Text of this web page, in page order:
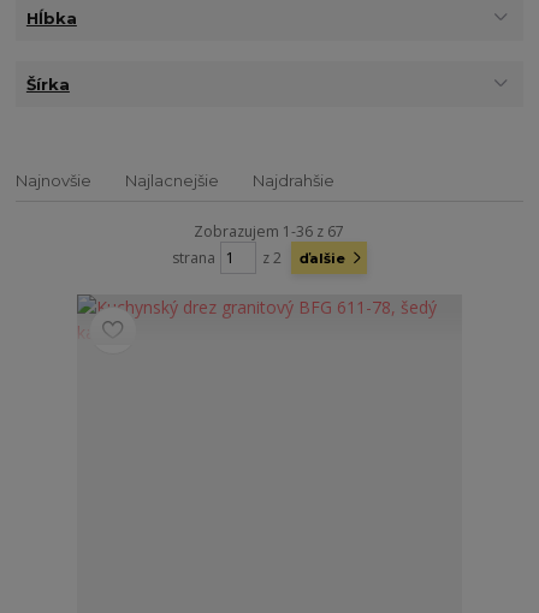
Hĺbka
Šírka
Najnovšie Najlacnejšie Najdrahšie
Zobrazujem 1-36 z 67
strana
z 2 ďalšie